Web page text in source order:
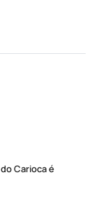
Carioca é